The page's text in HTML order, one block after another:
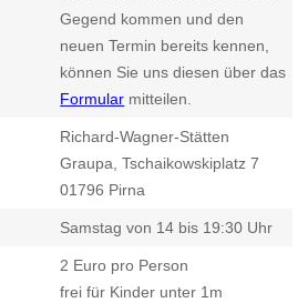
Gegend kommen und den
neuen Termin bereits kennen,
können Sie uns diesen über das
Formular mitteilen.
Richard-Wagner-Stätten
Graupa, Tschaikowskiplatz 7
01796 Pirna
Samstag von 14 bis 19:30 Uhr
2 Euro pro Person
frei für Kinder unter 1m